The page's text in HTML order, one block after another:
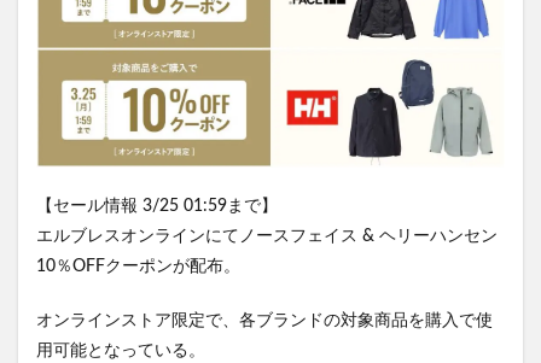
【セール情報 3/25 01:59まで】
エルブレスオンラインにてノースフェイス & ヘリーハンセン
10％OFFクーポンが配布。
オンラインストア限定で、各ブランドの対象商品を購入で使
用可能となっている。